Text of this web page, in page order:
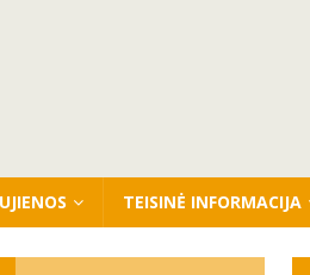
TEISINĖ INFORMACIJA